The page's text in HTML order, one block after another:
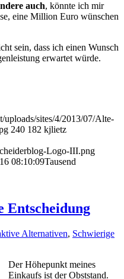
auch, könnte ich mir
eine Million Euro wünschen
sein, dass ich einen Wunsch
erwartet würde.
uploads/sites/4/2013/07/Alte-
240 182 kjlietz
Logo-III.png
08:10:09Tausend
Entscheidung
Alternativen, Schwierige
Der Höhepunkt meines
Einkaufs ist der Obststand.